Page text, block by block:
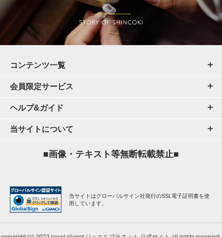
コンテンツ一覧
会員限定サービス
ヘルプ&ガイド
当サイトについて
■画像・テキスト等無断転載禁止■
当サイトはグローバルサイン社発行のSSL電子証明書を使
用しています。